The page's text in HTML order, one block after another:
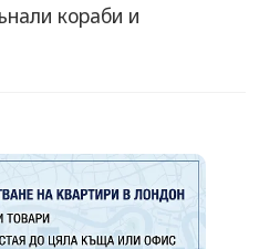
кораби и